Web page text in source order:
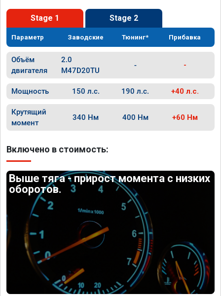
Stage 1 Stage 2
Параметр Заводские Тюнинг* Прибавка
Объём
двигателя
2.0
M47D20TU
- -
Мощность 150 л.с. 190 л.с. +40 л.с.
Крутящий
момент
340 Нм 400 Нм +60 Нм
Включено в стоимость:
Выше тяга - прирост момента с низких
оборотов.